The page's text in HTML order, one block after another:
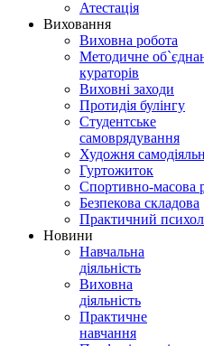
Атестація
Виховання
Виховна робота
Методичне
кураторів
Виховні заходи
Протидія булінгу
Студентське
самоврядування
Художня
Гуртожиток
Спортивно-масова
Безпекова складова
Практичний
Новини
Навчальна
діяльність
Виховна
діяльність
Практичне
навчання